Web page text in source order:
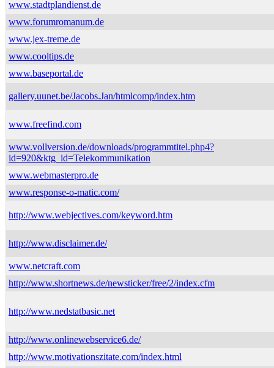
www.stadtplandienst.de
www.forumromanum.de
www.jex-treme.de
www.cooltips.de
www.baseportal.de
gallery.uunet.be/Jacobs.Jan/htmlcomp/index.htm
www.freefind.com
www.vollversion.de/downloads/programmtitel.php4?
id=920&ktg_id=Telekommunikation
www.webmasterpro.de
www.response-o-matic.com/
http://www.webjectives.com/keyword.htm
http://www.disclaimer.de/
www.netcraft.com
http://www.shortnews.de/newsticker/free/2/index.cfm
http://www.nedstatbasic.net
http://www.onlinewebservice6.de/
http://www.motivationszitate.com/index.html